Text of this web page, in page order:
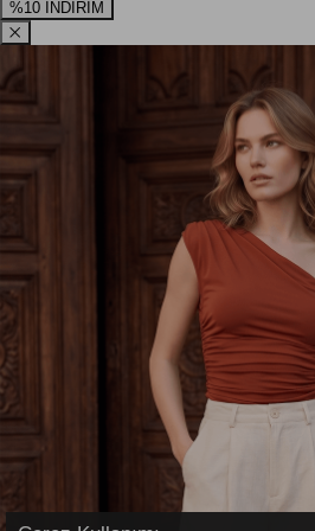
%10 İNDİRİM